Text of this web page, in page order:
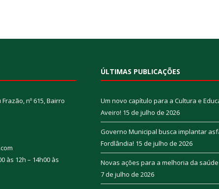
nº 615, Bairro
às 12h – 14h00 às
ÚLTIMAS PUBLICAÇÕES
Um novo capítulo para a Cultura e
Aveiro! 15 de julho de 2026
Governo Municipal busca implantar
Fordlândia! 15 de julho de 2026
Novas ações para a melhoria da
7 de julho de 2026